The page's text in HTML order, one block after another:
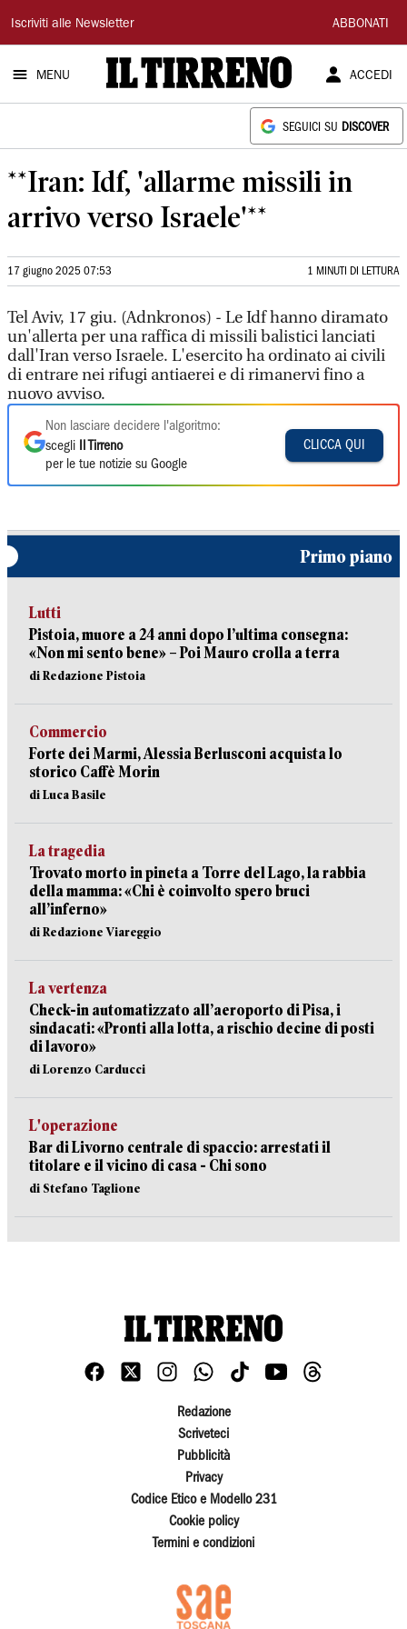
Il
Tirreno
Iscriviti alle Newsletter ABBONATI
MENU ACCEDI
SEGUICI SU DISCOVER
**Iran: Idf, 'allarme missili in
arrivo verso Israele'**
17 giugno 2025 07:53 1 MINUTI DI LETTURA
Tel Aviv, 17 giu. (Adnkronos) - Le Idf hanno diramato
un'allerta per una raffica di missili balistici lanciati
dall'Iran verso Israele. L'esercito ha ordinato ai civili
di entrare nei rifugi antiaerei e di rimanervi fino a
nuovo avviso.
Non lasciare decidere l'algoritmo:
scegli
Il Tirreno
per le tue notizie su Google
CLICCA QUI
Primo piano
Lutti
Pistoia, muore a 24 anni dopo l’ultima consegna:
«Non mi sento bene» – Poi Mauro crolla a terra
di Redazione Pistoia
Commercio
Forte dei Marmi, Alessia Berlusconi acquista lo
storico Caffè Morin
di Luca Basile
La tragedia
Trovato morto in pineta a Torre del Lago, la rabbia
della mamma: «Chi è coinvolto spero bruci
all’inferno»
di Redazione Viareggio
La vertenza
Check-in automatizzato all’aeroporto di Pisa, i
sindacati: «Pronti alla lotta, a rischio decine di posti
di lavoro»
di Lorenzo Carducci
L'operazione
Bar di Livorno centrale di spaccio: arrestati il
titolare e il vicino di casa - Chi sono
di Stefano Taglione
Redazione
Scriveteci
Pubblicità
Privacy
Codice Etico e Modello 231
Cookie policy
Termini e condizioni